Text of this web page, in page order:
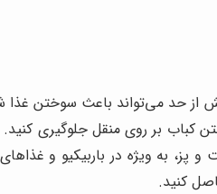
حد می‌تواند باعث سوختن غذا
بر روی منقل جلوگیری
پز، به ویژه در باربیکیو و
کنید.